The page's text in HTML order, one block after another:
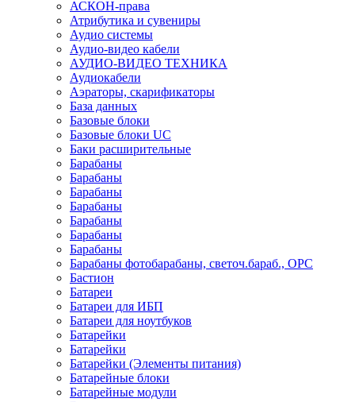
АСКОН-права
Атрибутика и сувениры
Аудио системы
Аудио-видео кабели
АУДИО-ВИДЕО ТЕХНИКА
Аудиокабели
Аэраторы, скарификаторы
База данных
Базовые блоки
Базовые блоки UC
Баки расширительные
Барабаны
Барабаны
Барабаны
Барабаны
Барабаны
Барабаны
Барабаны
Барабаны фотобарабаны, светоч.бараб., OPC
Бастион
Батареи
Батареи для ИБП
Батареи для ноутбуков
Батарейки
Батарейки
Батарейки (Элементы питания)
Батарейные блоки
Батарейные модули